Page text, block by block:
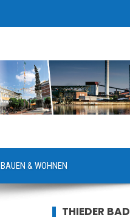
BAUEN & WOHNEN
THIEDER BAD